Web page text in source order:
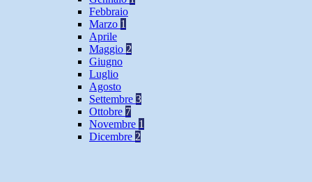
Febbraio
Marzo 1
Aprile
Maggio 2
Giugno
Luglio
Agosto
Settembre 3
Ottobre 7
Novembre 1
Dicembre 2